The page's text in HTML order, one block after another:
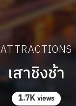
ATTRACTIONS
เสาชิงช้า
1.7K